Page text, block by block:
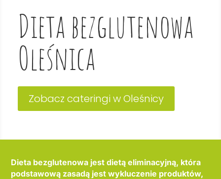
Dieta bezglutenowa
Oleśnica
Zobacz cateringi w Oleśnicy
Dieta bezglutenowa jest dietą eliminacyjną, która
podstawową zasadą jest wykluczenie produktów,